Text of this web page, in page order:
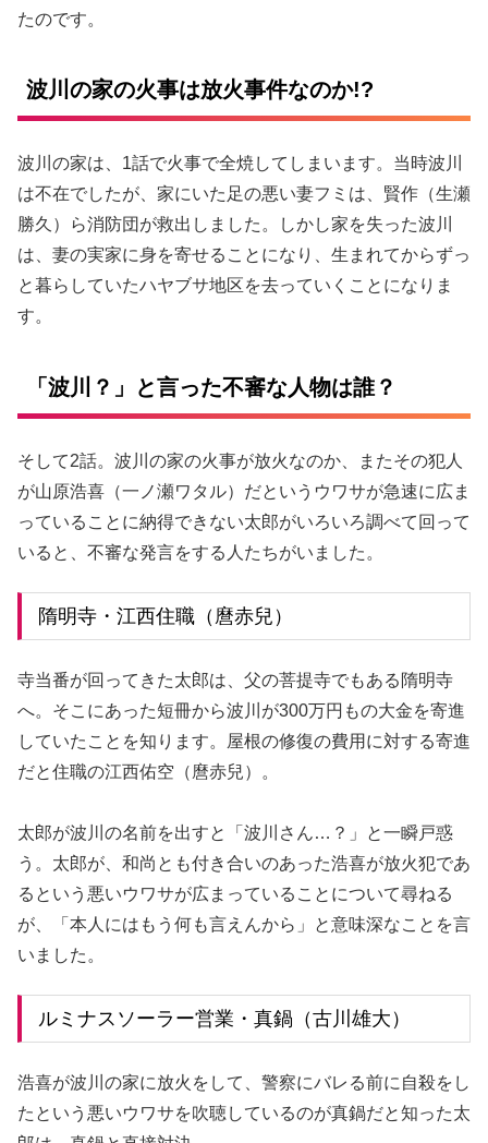
たのです。
波川の家の火事は放火事件なのか!?
波川の家は、1話で火事で全焼してしまいます。当時波川
は不在でしたが、家にいた足の悪い妻フミは、賢作（生瀬
勝久）ら消防団が救出しました。しかし家を失った波川
は、妻の実家に身を寄せることになり、生まれてからずっ
と暮らしていたハヤブサ地区を去っていくことになりま
す。
「波川？」と言った不審な人物は誰？
そして2話。波川の家の火事が放火なのか、またその犯人
が山原浩喜（一ノ瀬ワタル）だというウワサが急速に広ま
っていることに納得できない太郎がいろいろ調べて回って
いると、不審な発言をする人たちがいました。
隋明寺・江西住職（麿赤兒）
寺当番が回ってきた太郎は、父の菩提寺でもある隋明寺
へ。そこにあった短冊から波川が300万円もの大金を寄進
していたことを知ります。屋根の修復の費用に対する寄進
だと住職の江西佑空（麿赤兒）。
太郎が波川の名前を出すと「波川さん…？」と一瞬戸惑
う。太郎が、和尚とも付き合いのあった浩喜が放火犯であ
るという悪いウワサが広まっていることについて尋ねる
が、「本人にはもう何も言えんから」と意味深なことを言
いました。
ルミナスソーラー営業・真鍋（古川雄大）
浩喜が波川の家に放火をして、警察にバレる前に自殺をし
たという悪いウワサを吹聴しているのが真鍋だと知った太